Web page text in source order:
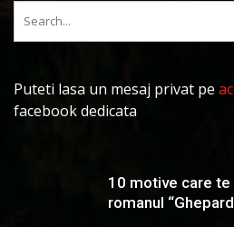
Puteti lasa un mesaj privat pe
facebook dedicata
10 motive care
romanul